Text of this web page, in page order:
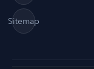
Sitemap